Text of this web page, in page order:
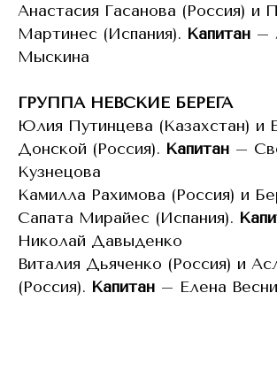
Анастасия Гасанова (Россия) и
Мартинес (Испания). Капитан –
Мыскина
ГРУППА НЕВСКИЕ БЕРЕГА
Юлия Путинцева (Казахстан) и
Донской (Россия). Капитан –
Кузнецова
Камилла Рахимова (Россия) и
Сапата Мирайес (Испания).
Николай Давыденко
Виталия Дьяченко (Россия) и
(Россия). Капитан – Елена